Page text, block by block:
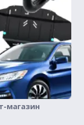
магазин